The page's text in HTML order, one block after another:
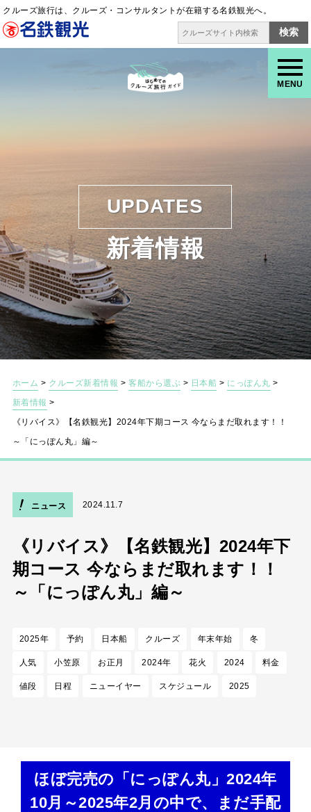
クルーズ旅行は、クルーズ・コンサルタントが在籍する名鉄観光へ。
検索
MENU
UPDATES
新着情報
ホーム > クルーズ新着情報 > 客船から選ぶ > 日本船 > にっぽん丸 >
新着情報 >
《リバイス》【名鉄観光】2024年下期コース 今ならまだ取れます！！
～「にっぽん丸」編～
ニュース 2024.11.7
《リバイス》【名鉄観光】2024年下
期コース 今ならまだ取れます！！
～「にっぽん丸」編～
2025年 予約 日本船 クルーズ 年末年始 冬
人気 小笠原 お正月 2024年 花火 2024 料金
値段 日程 ニューイヤー スケジュール 2025
ほぼ完売の「にっぽん丸」2024年
10月～2025年2月の中で、まだ手配